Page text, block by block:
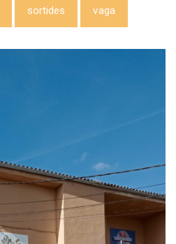
sortides vaga